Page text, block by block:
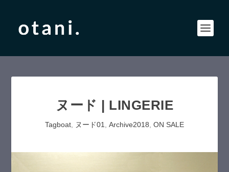
ヌード | LINGERIE
Tagboat ヌード01 Archive2018 ON SALE